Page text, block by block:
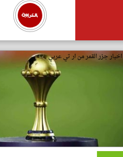
اخبار جزر القمر من ار تي عربي